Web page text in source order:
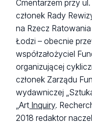
Cmentarzem przy
członek Rady
na Rzecz
Łodzi – obecnie
współzałożyciel
organizującej
członek Zarządu
wydawniczej
„Art Inquiry.
2018 redaktor